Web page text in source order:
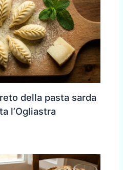
della pasta sarda
l’Ogliastra